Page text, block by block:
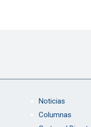
Noticias
Columnas